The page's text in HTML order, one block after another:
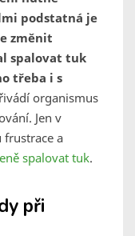
podstatná je
změnit
spalovat tuk
třeba i s
organismus
Jen v
frustrace a
spalovat tuk.
při